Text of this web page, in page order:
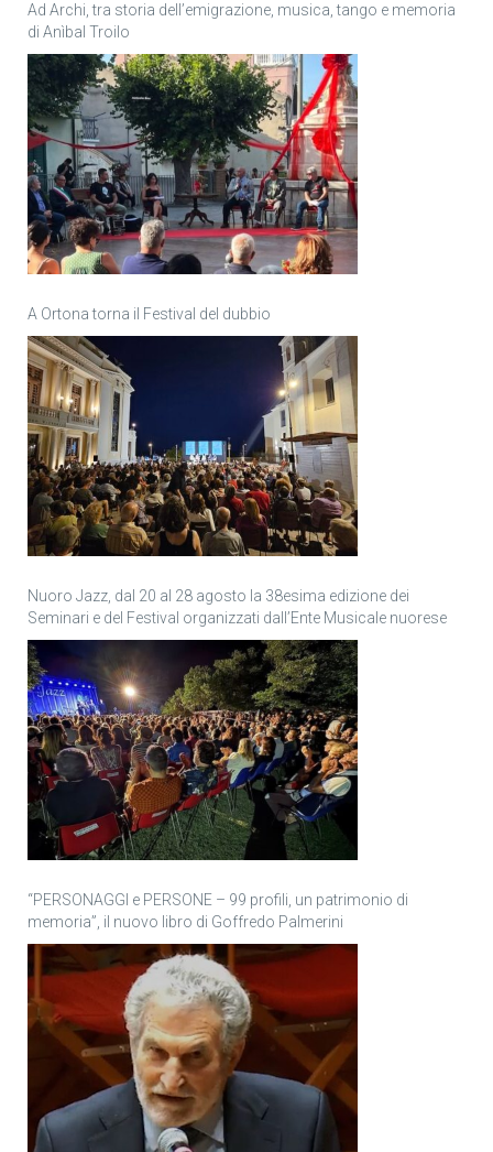
Ad Archi, tra storia dell’emigrazione, musica, tango e memoria
di Anìbal Troilo
A Ortona torna il Festival del dubbio
Nuoro Jazz, dal 20 al 28 agosto la 38esima edizione dei
Seminari e del Festival organizzati dall’Ente Musicale nuorese
“PERSONAGGI e PERSONE – 99 profili, un patrimonio di
memoria”, il nuovo libro di Goffredo Palmerini